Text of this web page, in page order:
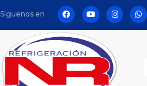
Síguenos en